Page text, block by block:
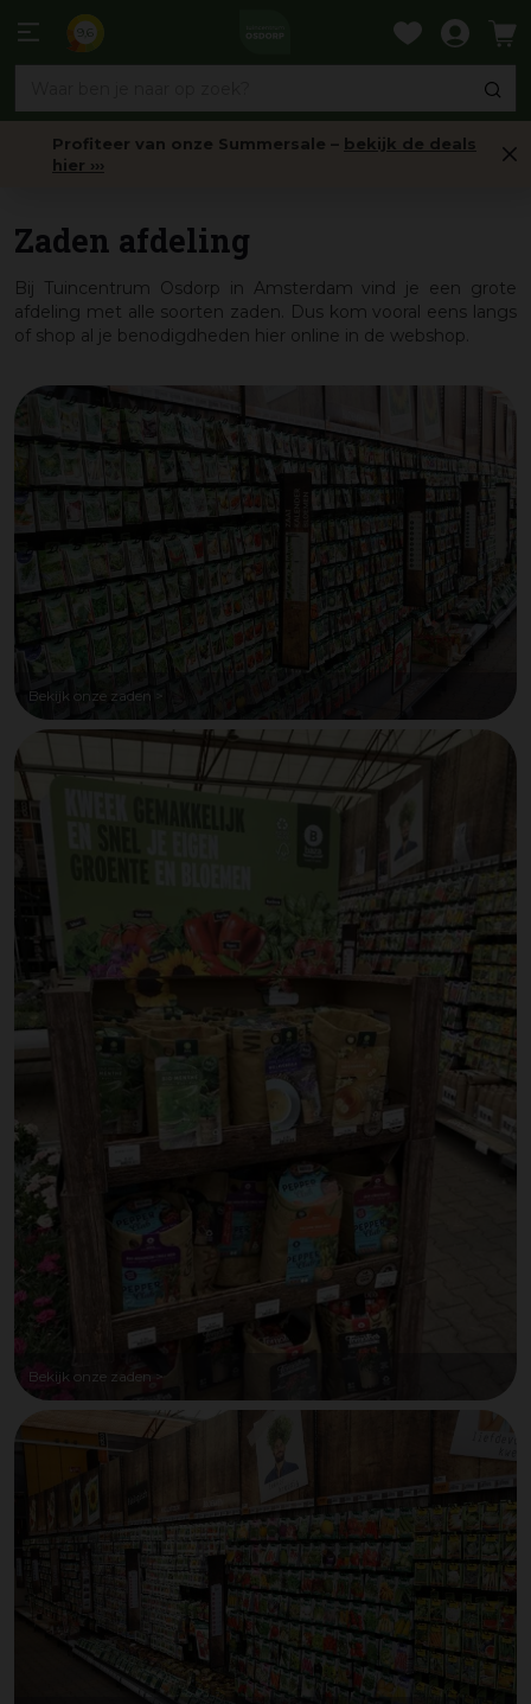
naar
Profiteer van onze Summersale – bekijk de deals
hier ›››
Zaden afdeling
Bij Tuincentrum Osdorp in Amsterdam vind je een grote
afdeling met alle soorten zaden. Dus kom vooral eens langs
of shop al je benodigdheden hier online in de webshop.
Bekijk onze zaden >
Bekijk onze zaden >